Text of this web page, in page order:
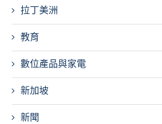
拉丁美洲
教育
數位產品與家電
新加坡
新聞